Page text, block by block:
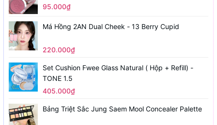
95.000₫
Má Hồng 2AN Dual Cheek - 13 Berry Cupid
220.000₫
Set Cushion Fwee Glass Natural ( Hộp + Refill) -
TONE 1.5
405.000₫
Bảng Triệt Sắc Jung Saem Mool Concealer Palette